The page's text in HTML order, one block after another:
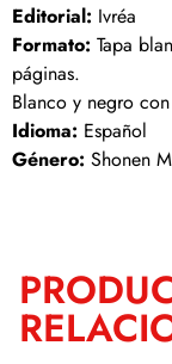
Editorial: Ivréa
Formato: Tapa
páginas.
Blanco y negro
Idioma: Español
Género: Shonen